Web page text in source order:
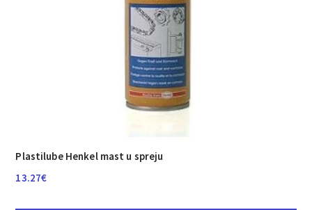
Plastilube Henkel mast u spreju
13.27€